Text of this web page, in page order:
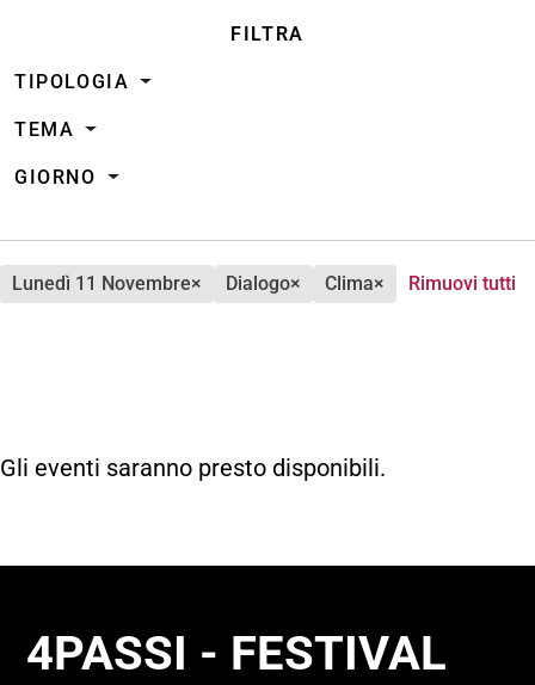
FILTRA
TIPOLOGIA
TEMA
GIORNO
lunedì 11 Novembre× dialogo× clima× Rimuovi tutti
Gli eventi saranno presto disponibili.
4PASSI - FESTIVAL